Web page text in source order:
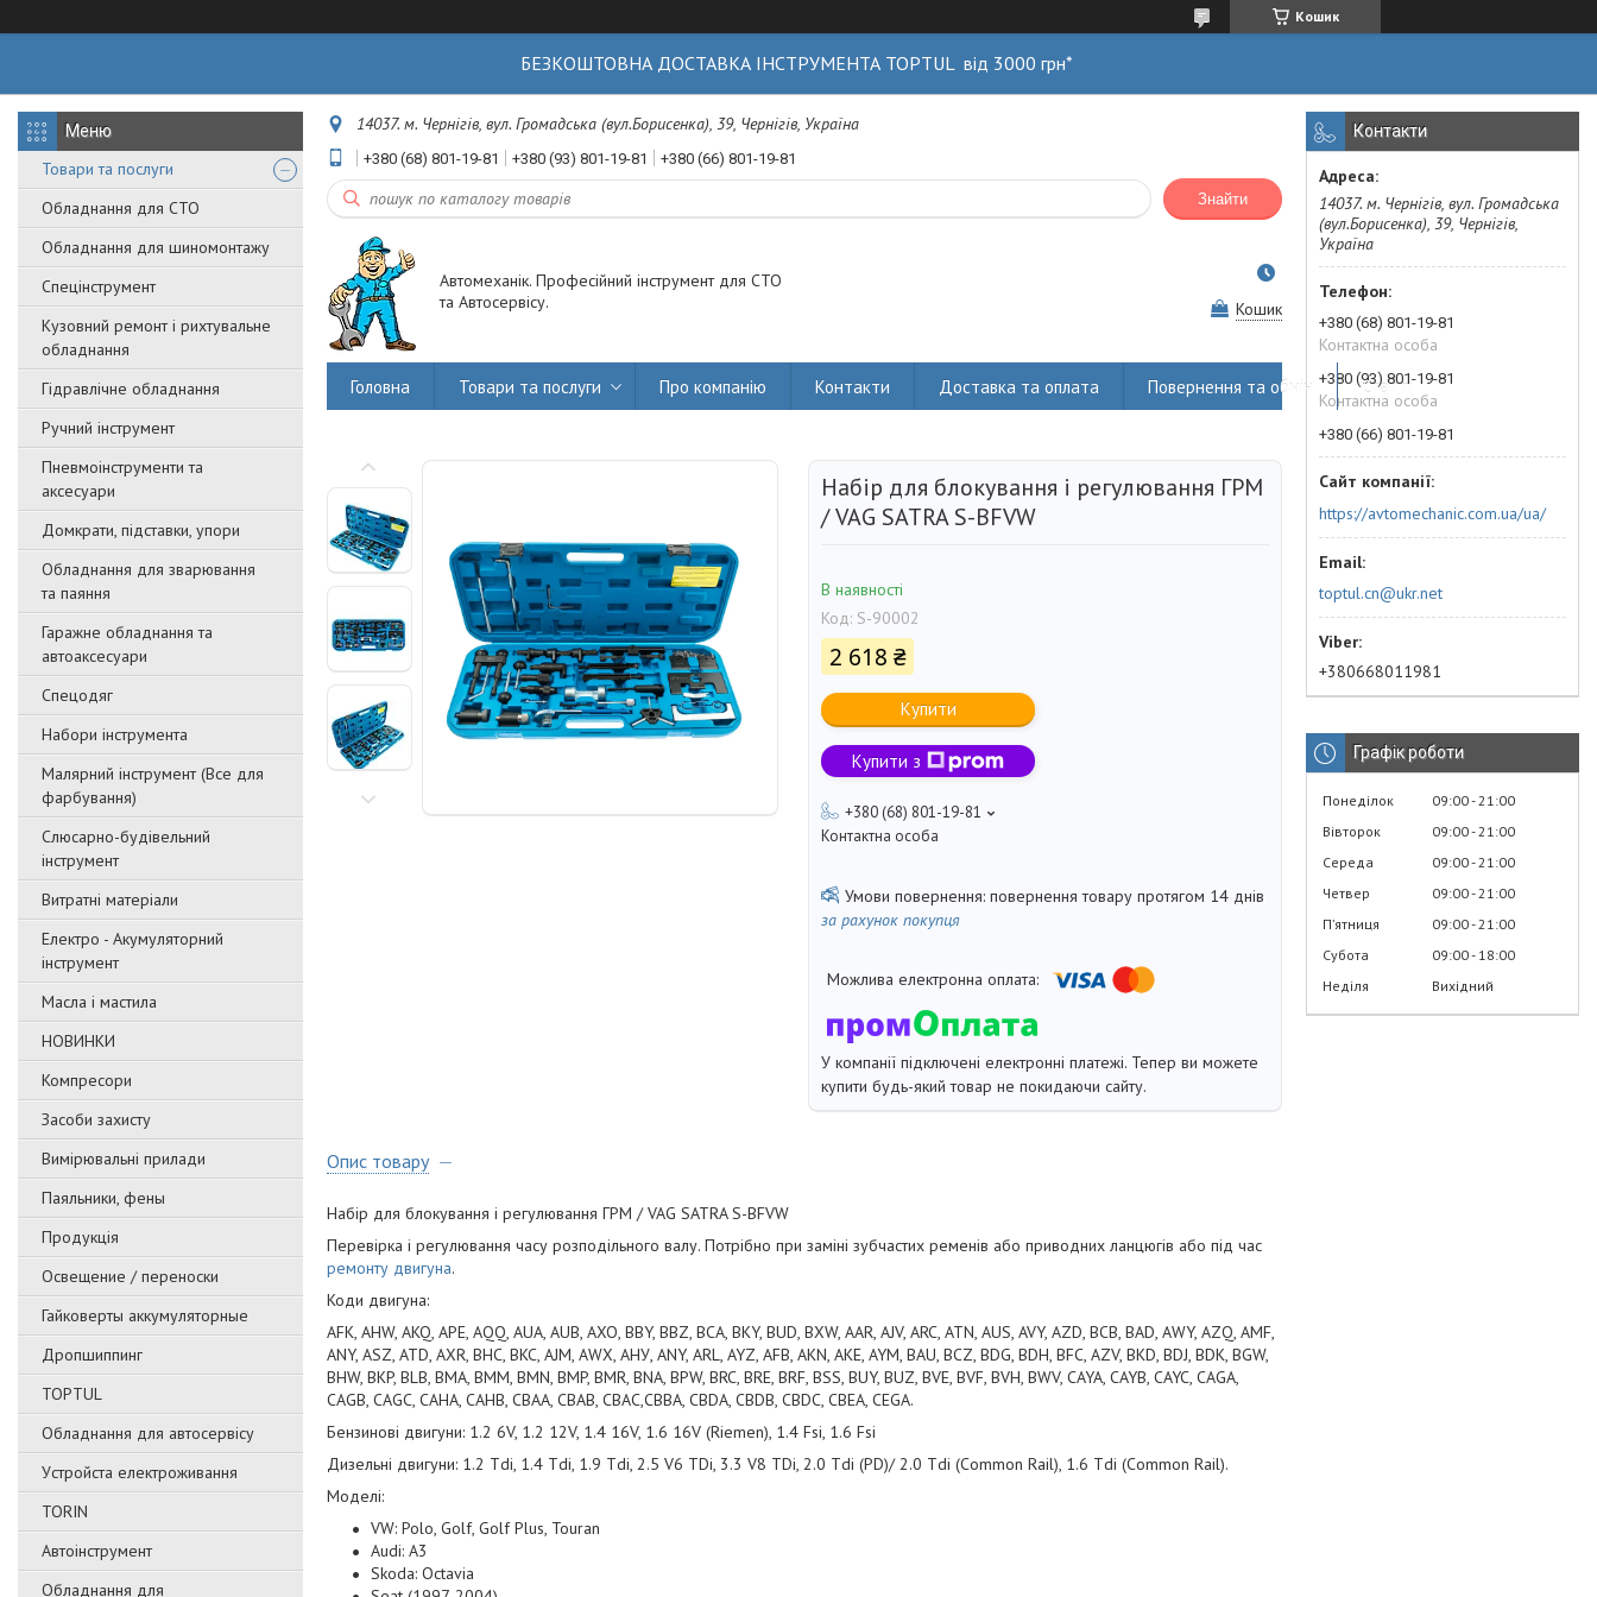
Кошик
БЕЗКОШТОВНА ДОСТАВКА ІНСТРУМЕНТА TOPTUL від 3000 грн*
Товари та послуги
Обладнання для СТО
Обладнання для шиномонтажу
Спецінструмент
Кузовний ремонт і рихтувальне
обладнання
Гідравлічне обладнання
Ручний інструмент
Пневмоінструменти та
аксесуари
Домкрати, підставки, упори
Обладнання для зварювання
та паяння
Гаражне обладнання та
автоаксесуари
Спецодяг
Набори інструмента
Малярний інструмент (Все для
фарбування)
Слюсарно-будівельний
інструмент
Витратні матеріали
Електро - Акумуляторний
інструмент
Масла і мастила
НОВИНКИ
Компресори
Засоби захисту
Вимірювальні прилади
Паяльники, фены
Продукція
Освещение / переноски
Гайковерты аккумуляторные
Дропшиппинг
TOPTUL
Обладнання для автосервісу
Уcтpoйстa елeктpoживання
TORIN
Автоінструмент
Обладнання для
14037. м. Чернігів, вул. Громадська (вул.Борисенка), 39, Чернігів, Україна
+380 (68) 801-19-81 +380 (93) 801-19-81 +380 (66) 801-19-81
Знайти
Автомеханік. Професійний інструмент для СТО
та Автосервісу.
Кошик
Головна Товари та послуги Про компанію Контакти Доставка та оплата Повернення та обмін Статті
Набір для блокування і регулювання ГРМ
/ VAG SATRA S-BFVW
В наявності
Код: S-90002
2 618 ₴
Купити
Купити з
+380 (68) 801-19-81
Контактна особа
повернення товару протягом 14 днів
за рахунок покупця
У компанії підключені електронні платежі. Тепер ви можете
купити будь-який товар не покидаючи сайту.
Опис товару
Набір для блокування і регулювання ГРМ / VAG SATRA S-BFVW
Перевірка і регулювання часу розподільного валу. Потрібно при заміні зубчастих ременів або приводних ланцюгів або під час
ремонту двигуна.
Коди двигуна:
AFK, AHW, AKQ, APE, AQQ, AUA, AUB, AXO, BBY, BBZ, BCA, BKY, BUD, BXW, AAR, AJV, ARC, ATN, AUS, AVY, AZD, BCB, BAD, AWY, AZQ, AMF,
ANY, ASZ, ATD, AXR, BHC, BKC, AJM, AWX, АНУ, ANY, ARL, AYZ, AFB, AKN, AKE, AYM, BAU, BCZ, BDG, BDH, BFC, AZV, BKD, BDJ, BDK, BGW,
BHW, BKP, BLB, BMA, BMM, BMN, BMP, BMR, BNA, BPW, BRC, BRE, BRF, BSS, BUY, BUZ, BVE, BVF, BVH, BWV, CAYA, CAYB, CAYC, CAGA,
CAGB, CAGC, CAHA, CAHB, CBAA, CBAB, CBAC,CBBA, CBDA, CBDB, CBDC, CBEA, CEGA.
Бензинові двигуни: 1.2 6V, 1.2 12V, 1.4 16V, 1.6 16V (Riemen), 1.4 Fsi, 1.6 Fsi
Дизельні двигуни: 1.2 Tdi, 1.4 Tdi, 1.9 Tdi, 2.5 V6 TDi, 3.3 V8 TDi, 2.0 Tdi (PD)/ 2.0 Tdi (Common Rail), 1.6 Tdi (Common Rail).
Моделі:
VW: Polo, Golf, Golf Plus, Touran
Audi: A3
Skoda: Octavia
Контакти
14037. м. Чернігів, вул. Громадська
(вул.Борисенка), 39, Чернігів,
Україна
+380 (68) 801-19-81
Контактна особа
+380 (93) 801-19-81
Контактна особа
+380 (66) 801-19-81
https://avtomechanic.com.ua/ua/
toptul.cn@ukr.net
+380668011981
Графік роботи
Понеділок 09:00 21:00
Вівторок
09:00 21:00
Середа
09:00 21:00
Четвер
09:00 21:00
Пʼятниця
09:00 21:00
Субота
09:00 18:00
Неділя
Вихідний